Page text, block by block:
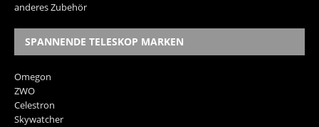
anderes Zubehör
SPANNENDE TELESKOP MARKEN
Omegon
ZWO
Celestron
Skywatcher